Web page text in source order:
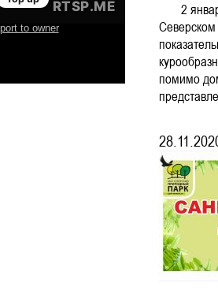
2
Северском
помимо